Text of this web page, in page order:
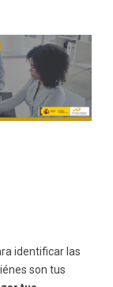
identificar las
son tus